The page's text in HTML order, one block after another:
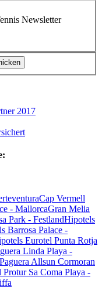
Cap Vermell
- MallorcaGran Melia
Park - FestlandHipotels
Barrosa Palace -
Eurotel Punta Rotja
Linda Playa -
Paguera Allsun Cormoran
Protur Sa Coma Playa -